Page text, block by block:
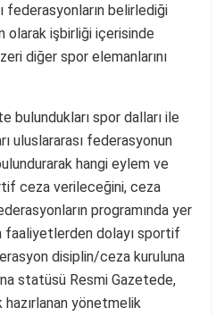
federasyonların belirlediği
olarak işbirliği içerisinde
diğer spor elemanlarını
bulundukları spor dalları ile
uluslararası federasyonun
hangi eylem ve
ceza verileceğini, ceza
programında yer
faaliyetlerden dolayı sportif
disiplin/ceza kuruluna
statüsü Resmi Gazetede,
yönetmelik